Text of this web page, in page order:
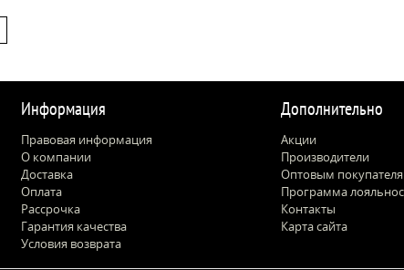
Информация
Правовая информация
О компании
Доставка
Оплата
Рассрочка
Гарантия качества
Условия возврата
Дополнительно
Акции
Производители
Оптовым
Программа
Контакты
Карта сайта